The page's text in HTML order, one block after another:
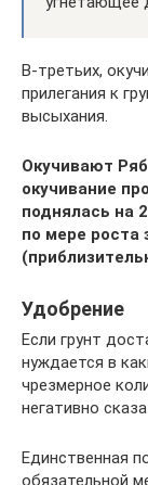
В-третьих,
прилегания к
высыхания.
Окучивают
окучивание
поднялась на
по мере роста
Удобрение
Если грунт
нуждается в
чрезмерное
негативно
Единственная
обязательной